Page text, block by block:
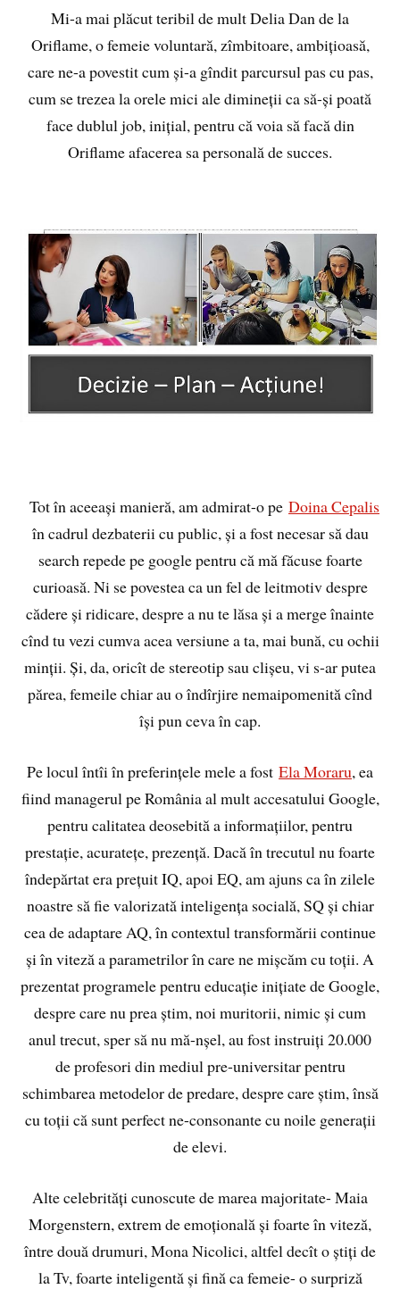
Mi-a mai plăcut teribil de mult Delia Dan de la
Oriflame, o femeie voluntară, zîmbitoare, ambițioasă,
care ne-a povestit cum și-a gîndit parcursul pas cu pas,
cum se trezea la orele mici ale dimineții ca să-și poată
face dublul job, inițial, pentru că voia să facă din
Oriflame afacerea sa personală de succes.
Tot în aceeași manieră, am admirat-o pe Doina Cepalis
în cadrul dezbaterii cu public, și a fost necesar să dau
search repede pe google pentru că mă făcuse foarte
curioasă. Ni se povestea ca un fel de leitmotiv despre
cădere și ridicare, despre a nu te lăsa și a merge înainte
cînd tu vezi cumva acea versiune a ta, mai bună, cu ochii
minții. Și, da, oricît de stereotip sau clișeu, vi s-ar putea
părea, femeile chiar au o îndîrjire nemaipomenită cînd
își pun ceva în cap.
Pe locul întîi în preferințele mele a fost Ela Moraru, ea
fiind managerul pe România al mult accesatului Google,
pentru calitatea deosebită a informațiilor, pentru
prestație, acuratețe, prezență. Dacă în trecutul nu foarte
îndepărtat era prețuit IQ, apoi EQ, am ajuns ca în zilele
noastre să fie valorizată inteligența socială, SQ și chiar
cea de adaptare AQ, în contextul transformării continue
și în viteză a parametrilor în care ne mișcăm cu toții. A
prezentat programele pentru educație inițiate de Google,
despre care nu prea știm, noi muritorii, nimic și cum
anul trecut, sper să nu mă-nșel, au fost instruiți 20.000
de profesori din mediul pre-universitar pentru
schimbarea metodelor de predare, despre care știm, însă
cu toții că sunt perfect ne-consonante cu noile generații
de elevi.
Alte celebrități cunoscute de marea majoritate- Maia
Morgenstern, extrem de emoțională și foarte în viteză,
între două drumuri, Mona Nicolici, altfel decît o știți de
la Tv, foarte inteligentă și fină ca femeie- o surpriză